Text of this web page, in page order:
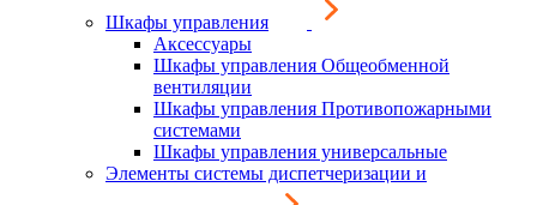
Шкафы управления
Аксессуары
Шкафы управления Общеобменной
вентиляции
Шкафы управления Противопожарными
системами
Шкафы управления универсальные
Элементы системы диспетчеризации и